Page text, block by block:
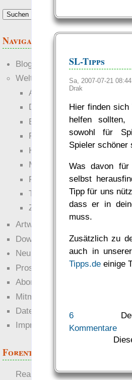
SL-Tipps
Sa, 2007-07-21
Drak
Hier finden sich
helfen sollten,
sowohl für
Spieler schöner
Was davon
selbst
Tipp für uns
dass er in
muss.
Zusätzlich zu
auch in unserer
Tipps.deeinige
6
Kommentare
Navigation
Blogs
Welten
Ante Portas
Die neuen Lande
EWS-X
Freihändler
Hinter der Welt
Magie
RaumZeit
Technophob
Zettel-RPG
Artwork
Downloads
Neuigkeiten
Prosa
Abonnieren
Mitmachen
Datenschutz
Impressum
Forenthemen
Realistische Kämpfe